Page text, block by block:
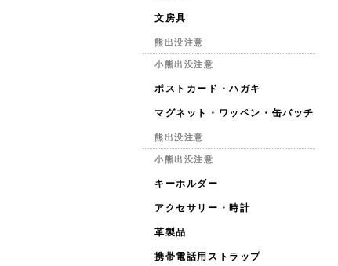
文房具
熊出没注意
小熊出没注意
ポストカード・ハガキ
マグネット・ワッペン・缶バッチ
熊出没注意
小熊出没注意
キーホルダー
アクセサリー・時計
革製品
携帯電話用ストラップ